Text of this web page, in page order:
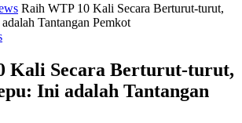
Raih WTP 10 Kali Secara Berturut-turut,
Tantangan Pemkot
Kali Secara Berturut-turut,
Ini adalah Tantangan